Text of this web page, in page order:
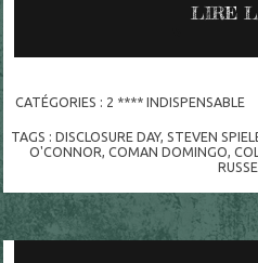
LIRE
CATÉGORIES : 2 **** INDISPENSABLE
TAGS :DISCLOSURE DAY,STEVEN
O'CONNOR,COMAN DOMINGO,